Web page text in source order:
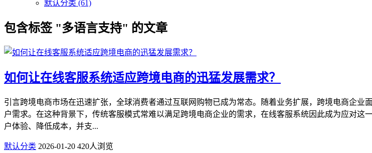
默认分类 (61)
包含标签 "多语言支持" 的文章
如何让在线客服系统适应跨境电商的迅猛发展需求？
引言跨境电商市场在迅速扩张，全球消费者通过互联网购物已成为常态。随着业务扩展，跨境电商企
户需求。在这种背景下，传统客服模式常难以满足跨境电商企业的需求，在线客服系统因此成为应对
户体验、降低成本，并支...
默认分类 2026-01-20 420人浏览